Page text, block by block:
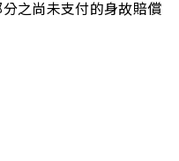
之尚未支付的身故賠償